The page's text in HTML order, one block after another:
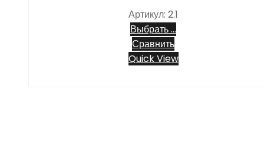
Артикул: 2.1
Выбрать ...
Сравнить
Quick View